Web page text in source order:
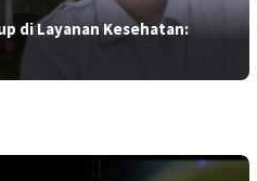
di Layanan Kesehatan: